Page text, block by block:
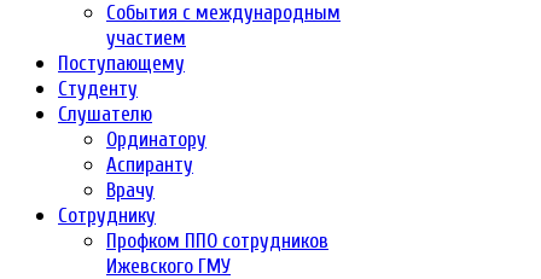
События с международным
участием
Поступающему
Студенту
Слушателю
Ординатору
Аспиранту
Врачу
Сотруднику
Профком ППО сотрудников
Ижевского ГМУ